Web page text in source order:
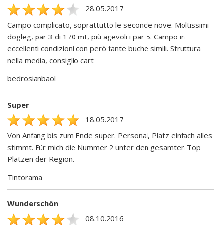
28.05.2017
Campo complicato, soprattutto le seconde nove. Moltissimi
dogleg, par 3 di 170 mt, più agevoli i par 5. Campo in
eccellenti condizioni con però tante buche simili. Struttura
nella media, consiglio cart
bedrosianbaol
Super
18.05.2017
Von Anfang bis zum Ende super. Personal, Platz einfach alles
stimmt. Für mich die Nummer 2 unter den gesamten Top
Plätzen der Region.
Tintorama
Wunderschön
08.10.2016